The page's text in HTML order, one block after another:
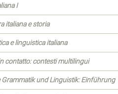
I
italiana e storia
e linguistica italiana
contatto: contesti multilingui
Grammatik und Linguistik: Einführung